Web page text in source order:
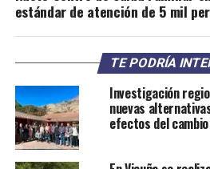
estándar de atención de 5 mil
TE PODRÍA
Investigación
nuevas
efectos del